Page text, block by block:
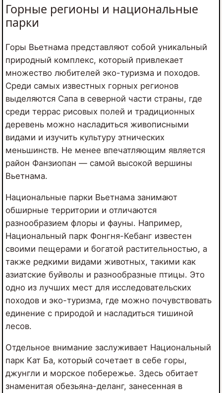
Горные регионы и национальные
парки
Горы Вьетнама представляют собой уникальный
природный комплекс, который привлекает
множество любителей эко-туризма и походов.
Среди самых известных горных регионов
выделяются Сапа в северной части страны, где
среди террас рисовых полей и традиционных
деревень можно насладиться живописными
видами и изучить культуру этнических
меньшинств. Не менее впечатляющим является
район Фанзиопан — самой высокой вершины
Вьетнама.
Национальные парки Вьетнама занимают
обширные территории и отличаются
разнообразием флоры и фауны. Например,
Национальный парк Фонгня-Кебанг известен
своими пещерами и богатой растительностью, а
также редкими видами животных, такими как
азиатские буйволы и разнообразные птицы. Это
одно из лучших мест для исследовательских
походов и эко-туризма, где можно почувствовать
единение с природой и насладиться тишиной
лесов.
Отдельное внимание заслуживает Национальный
парк Кат Ба, который сочетает в себе горы,
джунгли и морское побережье. Здесь обитает
знаменитая обезьяна-деланг, занесенная в